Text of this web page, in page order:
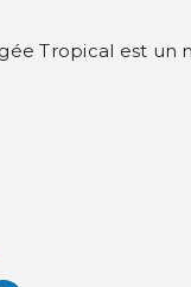
Tropical est un